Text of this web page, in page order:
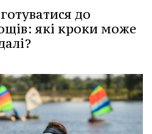
до
які кроки може